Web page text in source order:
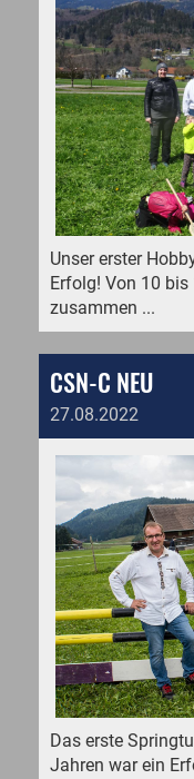
Unser erster
Erfolg! Von 10 bis
zusammen ...
CSN-C NEU
27.08.2022
Das erste
Jahren war ein